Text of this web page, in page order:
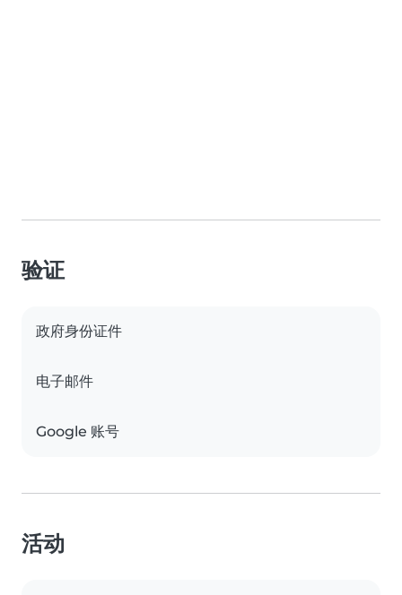
验证
政府身份证件
电子邮件
Google 账号
活动